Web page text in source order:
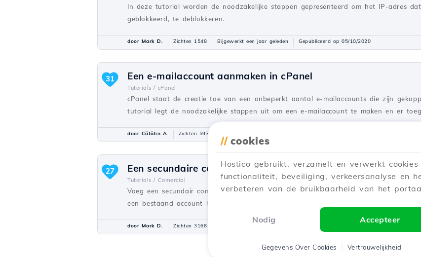
In deze tutorial worden de noodzakelijke stappen gepresenteerd om het IP-adres
geblokkeerd, te deblokkeren.
door Mark D. Zichten 1548 Bijgewerkt een jaar geleden Gepubliceerd op 05/10/2020
Een e-mailaccount aanmaken in cPanel
Tutorials / cPanel
cPanel staat de creatie toe van een onbeperkt aantal e-mailaccounts die zijn
tutorial legt de noodzakelijke stappen uit om een e-mailaccount te maken en er
31
door Cătălin A. Zichten 5939
Een secundaire contactpersoon (Subcontact) toevoegen
Tutorials / Comercial
Voeg een secundair contact toe aan uw Hostico-cliëntaccount door de eenvoudige
een bestaand account heeft en de nodige rechten hebt geactiveerd.
27
door Mark D. Zichten 3168 Bijgewerkt 2 jaar geleden
// cookies
Hostico gebruikt, verzamelt en verwerkt cookies
functionaliteit, beveiliging, verkeersanalyse en
verbeteren van de bruikbaarheid van het
Nodig Accepteer
Gegevens Over Cookies Vertrouwelijkheid